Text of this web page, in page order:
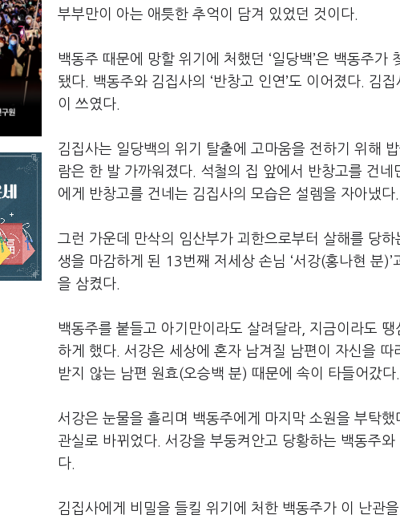
부부만이 아는 애틋한 추억이 담겨 있었던 것이다
백동주 때문에 망할 위기에 처했던 ‘일당백’은 백동주가
됐다
백동주와 김집사의 ‘반창고 인연’도 이어졌다
김집
이 쓰였다
김집사는 일당백의 위기 탈출에 고마움을 전하기 위해
람은 한 발 가까워졌다
석철의 집 앞에서 반창고를 건네
에게 반창고를 건네는 김집사의 모습은 설렘을 자아냈다
그런 가운데 만삭의 임산부가 괴한으로부터 살해를 당
생을 마감하게 된
13 번째 저세상 손님 ‘서강(홍나현 분)’
을 삼켰다
백동주를 붙들고 아기만이라도 살려달라
지금이라도 땡
하게 했다 서강은 세상에 혼자 남겨질 남편이 자신을 따
받지 않는 남편 원효(오승백 분) 때문에 속이 타들어갔다
서강은 눈물을 흘리며 백동주에게 마지막 소원을 부탁했
관실로 바뀌었다 서강을 부둥켜안고 당황하는 백동주
다
김집사에게 비밀을 들킬 위기에 처한 백동주가 이 난관